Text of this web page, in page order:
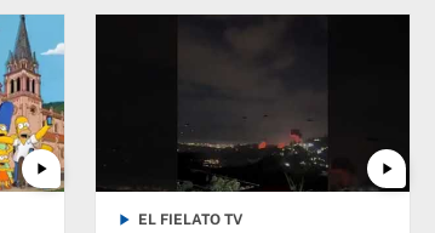
play_arrow play_arrow
play_arrow EL FIELATO TV